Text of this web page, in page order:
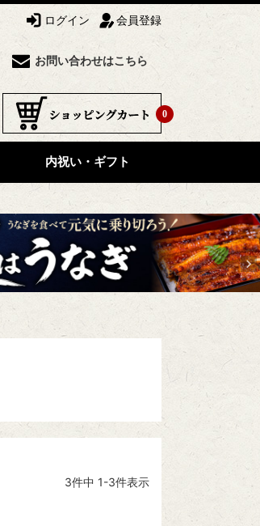
ログイン 会員登録
お問い合わせはこちら
0
内祝い・ギフト
3件中 1-3件表示